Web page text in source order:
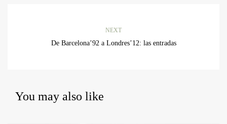
NEXT
De Barcelona’92 a Londres’12: las entradas
You may also like